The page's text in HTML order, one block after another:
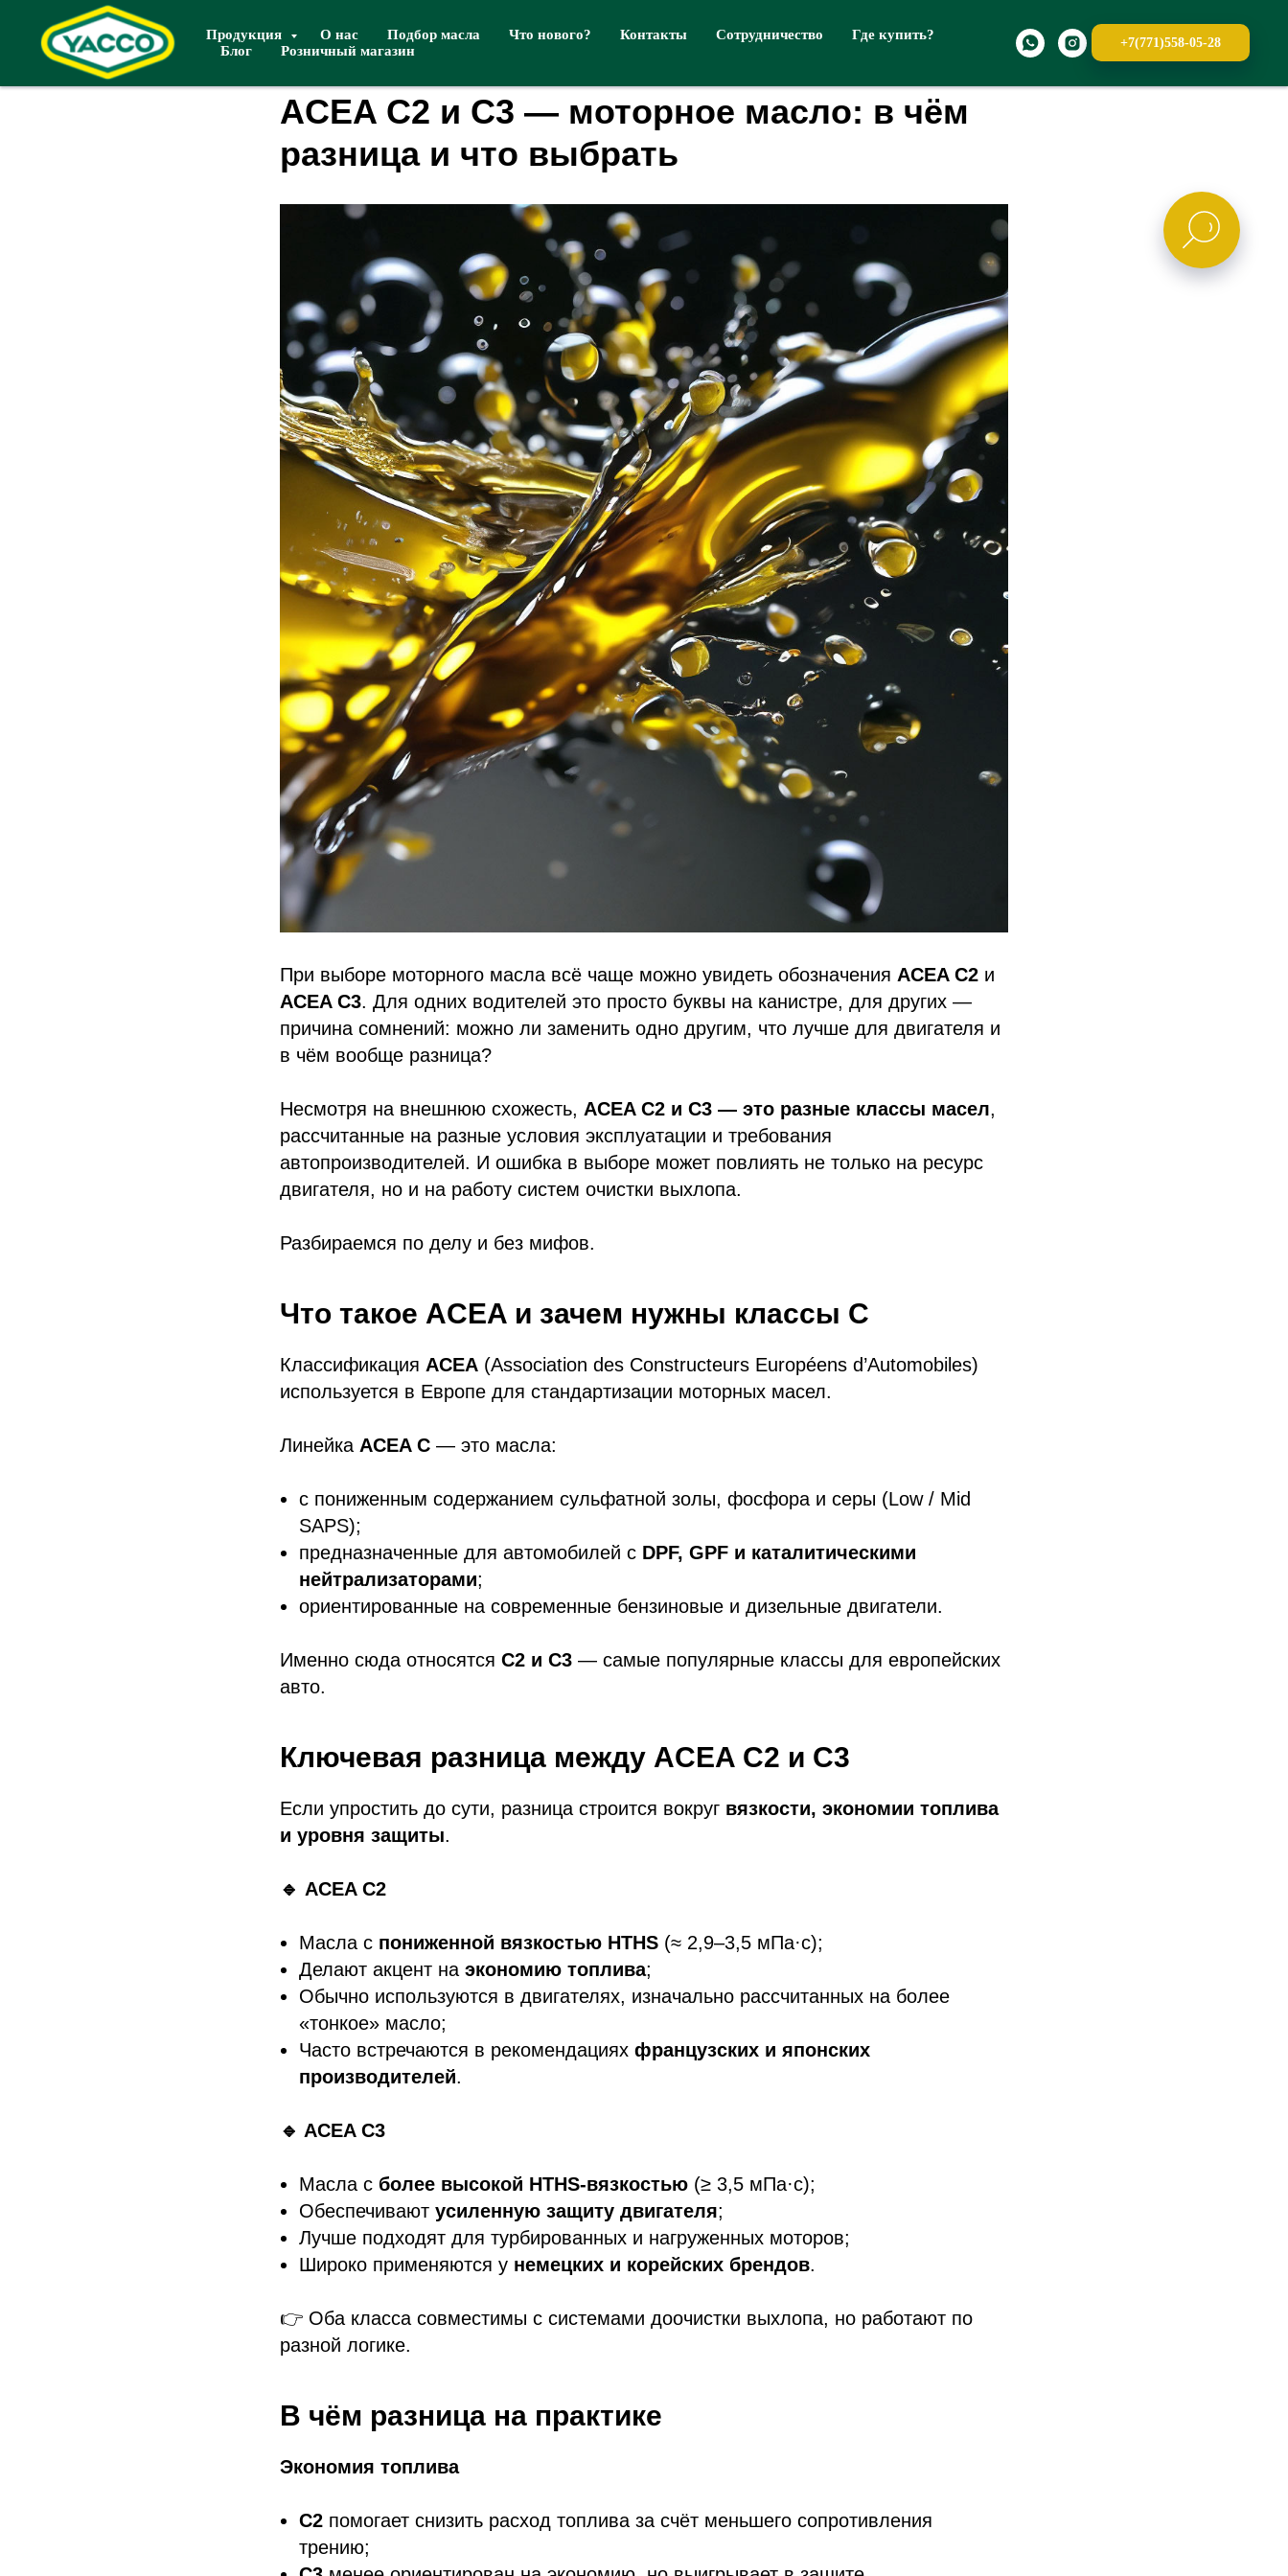
Продукция О нас Подбор масла Что нового? Контакты Сотрудничество
Где купить?
Блог
Розничный магазин
+7(771)558-05-28
ACEA C2 и C3 — моторное масло: в чём
разница и что выбрать
При выборе моторного масла всё чаще можно увидеть обозначения ACEA C2 и
ACEA C3. Для одних водителей это просто буквы на канистре, для других —
причина сомнений: можно ли заменить одно другим, что лучше для двигателя и
в чём вообще разница?
Несмотря на внешнюю схожесть, ACEA C2 и C3 — это разные классы масел,
рассчитанные на разные условия эксплуатации и требования
автопроизводителей. И ошибка в выборе может повлиять не только на ресурс
двигателя, но и на работу систем очистки выхлопа.
Разбираемся по делу и без мифов.
Что такое ACEA и зачем нужны классы C
Классификация ACEA (Association des Constructeurs Européens d’Automobiles)
используется в Европе для стандартизации моторных масел.
Линейка ACEA C — это масла:
с пониженным содержанием сульфатной золы, фосфора и серы (Low / Mid
SAPS);
предназначенные для автомобилей с DPF, GPF и каталитическими
нейтрализаторами;
ориентированные на современные бензиновые и дизельные двигатели.
Именно сюда относятся C2 и C3 — самые популярные классы для европейских
авто.
Ключевая разница между ACEA C2 и C3
Если упростить до сути, разница строится вокруг вязкости, экономии топлива
и уровня защиты.
🔹 ACEA C2
Масла с пониженной вязкостью HTHS (≈ 2,9–3,5 мПа·с);
Делают акцент на экономию топлива;
Обычно используются в двигателях, изначально рассчитанных на более
«тонкое» масло;
Часто встречаются в рекомендациях французских и японских
производителей.
🔹 ACEA C3
Масла с более высокой HTHS-вязкостью (≥ 3,5 мПа·с);
Обеспечивают усиленную защиту двигателя;
Лучше подходят для турбированных и нагруженных моторов;
Широко применяются у немецких и корейских брендов.
👉 Оба класса совместимы с системами доочистки выхлопа, но работают по
разной логике.
В чём разница на практике
Экономия топлива
C2 помогает снизить расход топлива за счёт меньшего сопротивления
трению;